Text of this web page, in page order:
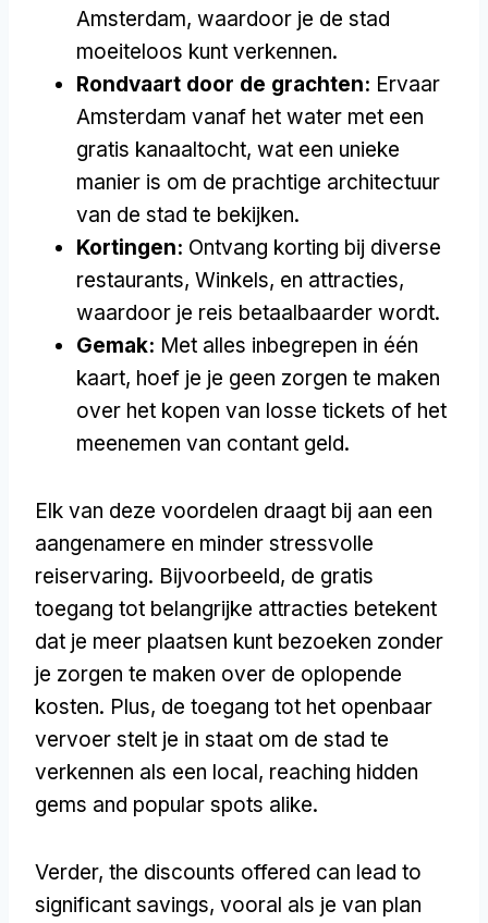
Amsterdam, waardoor je de stad
moeiteloos kunt verkennen.
Rondvaart door de grachten: Ervaar
Amsterdam vanaf het water met een
gratis kanaaltocht, wat een unieke
manier is om de prachtige architectuur
van de stad te bekijken.
Kortingen: Ontvang korting bij diverse
restaurants, Winkels, en attracties,
waardoor je reis betaalbaarder wordt.
Gemak: Met alles inbegrepen in één
kaart, hoef je je geen zorgen te maken
over het kopen van losse tickets of het
meenemen van contant geld.
Elk van deze voordelen draagt bij aan een
aangenamere en minder stressvolle
reiservaring. Bijvoorbeeld, de gratis
toegang tot belangrijke attracties betekent
dat je meer plaatsen kunt bezoeken zonder
je zorgen te maken over de oplopende
kosten. Plus, de toegang tot het openbaar
vervoer stelt je in staat om de stad te
verkennen als een local, reaching hidden
gems and popular spots alike.
Verder, the discounts offered can lead to
significant savings, vooral als je van plan